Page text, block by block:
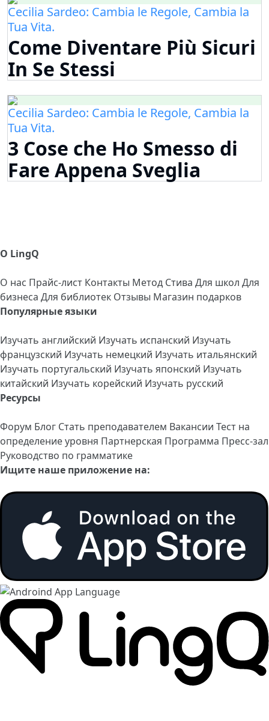
Cecilia Sardeo: Cambia le Regole, Cambia la
Tua Vita.
Come Diventare Più Sicuri
In Se Stessi
Cecilia Sardeo: Cambia le Regole, Cambia la
Tua Vita.
3 Cose che Ho Smesso di
Fare Appena Sveglia
О LingQ
О нас Прайс-лист Контакты Метод Стива Для школ Для
бизнеса Для библиотек Отзывы Магазин подарков
Популярные языки
Изучать английский Изучать испанский Изучать
французский Изучать немецкий Изучать итальянский
Изучать португальский Изучать японский Изучать
китайский Изучать корейский Изучать русский
Ресурсы
Форум Блог Стать преподавателем Вакансии Тест на
определение уровня Партнерская Программа Пресс-зал
Руководство по грамматике
Ищите наше приложение на: